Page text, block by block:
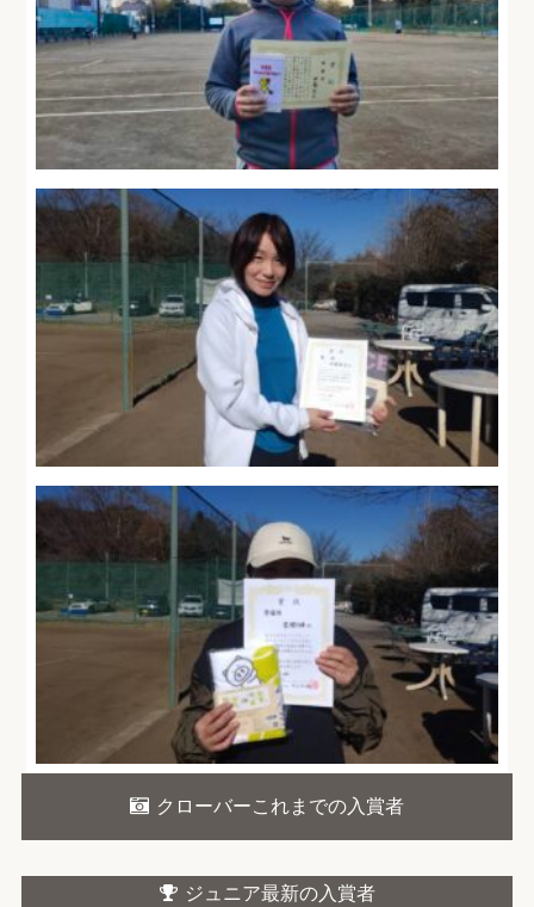
クローバーこれまでの入賞者
ジュニア最新の入賞者